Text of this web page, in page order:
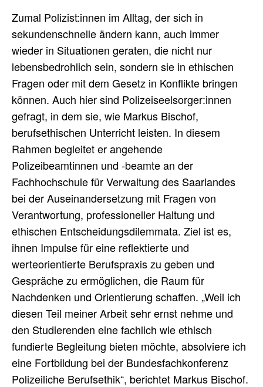
Zumal Polizist:innen im Alltag, der sich in
sekundenschnelle ändern kann, auch immer
wieder in Situationen geraten, die nicht nur
lebensbedrohlich sein, sondern sie in ethischen
Fragen oder mit dem Gesetz in Konflikte bringen
können. Auch hier sind Polizeiseelsorger:innen
gefragt, in dem sie, wie Markus Bischof,
berufsethischen Unterricht leisten. In diesem
Rahmen begleitet er angehende
Polizeibeamtinnen und -beamte an der
Fachhochschule für Verwaltung des Saarlandes
bei der Auseinandersetzung mit Fragen von
Verantwortung, professioneller Haltung und
ethischen Entscheidungsdilemmata. Ziel ist es,
ihnen Impulse für eine reflektierte und
werteorientierte Berufspraxis zu geben und
Gespräche zu ermöglichen, die Raum für
Nachdenken und Orientierung schaffen. „Weil ich
diesen Teil meiner Arbeit sehr ernst nehme und
den Studierenden eine fachlich wie ethisch
fundierte Begleitung bieten möchte, absolviere ich
eine Fortbildung bei der Bundesfachkonferenz
Polizeiliche Berufsethik“, berichtet Markus Bischof.